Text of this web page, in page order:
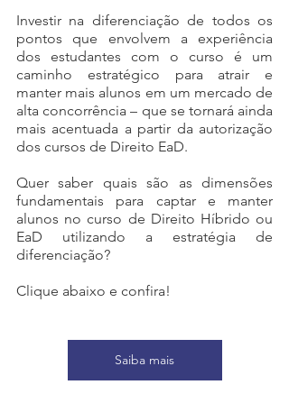
Investir na diferenciação de todos os
pontos que envolvem a experiência
dos estudantes com o curso é um
caminho estratégico para atrair e
manter mais alunos em um mercado de
alta concorrência – que se tornará ainda
mais acentuada a partir da autorização
dos cursos de Direito EaD.
Quer saber quais são as dimensões
fundamentais para captar e manter
alunos no curso de Direito Híbrido ou
EaD utilizando a estratégia de
diferenciação?
Clique abaixo e confira!
Saiba mais